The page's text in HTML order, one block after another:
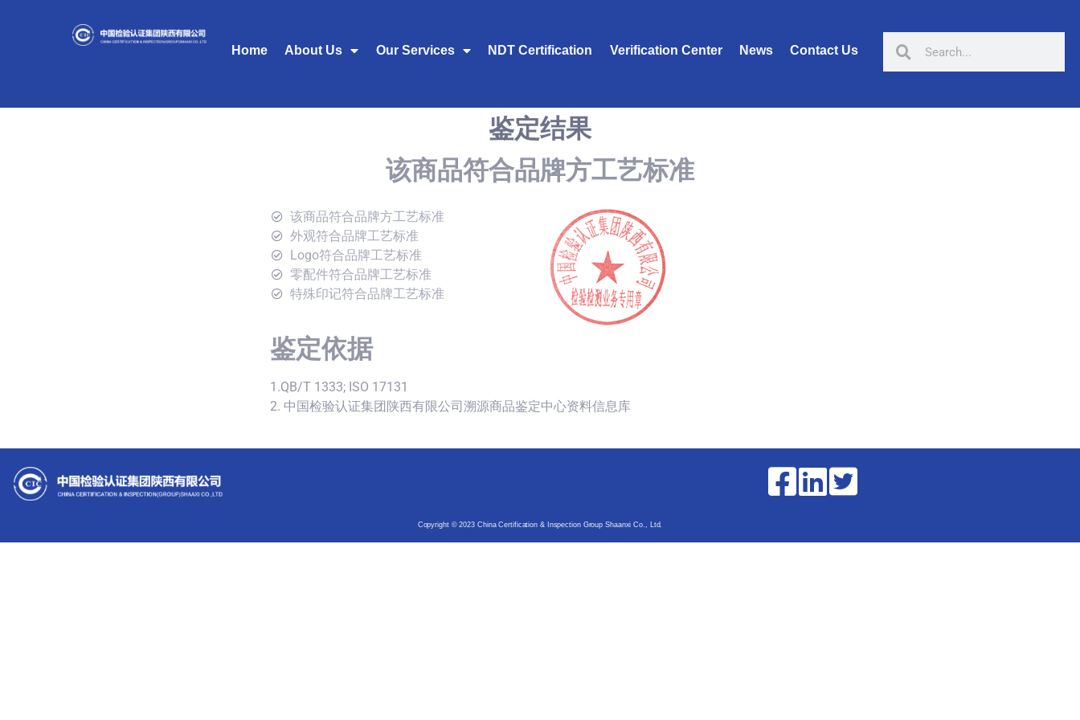
Home About Us Our Services NDT Certification Verification Center News Contact Us
鉴定结果
该商品符合品牌方工艺标准
该商品符合品牌方工艺标准
外观符合品牌工艺标准
Logo符合品牌工艺标准
零配件符合品牌工艺标准
特殊印记符合品牌工艺标准
鉴定依据
1.QB/T 1333; ISO 17131
2. 中国检验认证集团陕西有限公司溯源商品鉴定中心资料信息库
Copyright © 2023 China Certification & Inspection Group Shaanxi Co., Ltd.